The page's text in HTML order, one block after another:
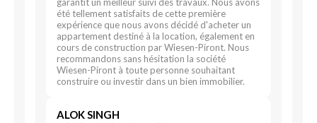
été tellement satisfaits de cette première
expérience que nous avons décidé d'acheter un
appartement destiné à la location, également en
cours de construction par Wiesen-Piront. Nous
recommandons sans hésitation la société
Wiesen-Piront à toute personne souhaitant
construire ou investir dans un bien immobilier.
ALOK SINGH